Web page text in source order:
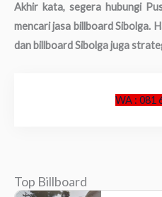
Akhir kata, segera hubungi
mencari jasa billboard Sibolga.
dan billboard Sibolga juga
WA : 081
Top Billboard